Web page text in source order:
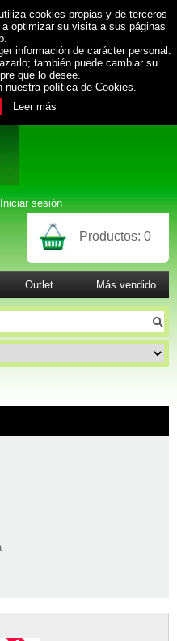
cookies propias y de terceros
optimizar su visita a sus páginas
información de carácter personal.
también puede cambiar su
que lo desee.
nuestrapolítica de Cookies.
Leer más
Iniciar sesión
Productos: 0
Outlet Más vendido